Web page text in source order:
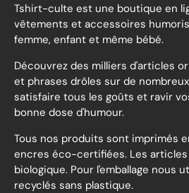
Tshirt-culte est une boutique en
vêtements et accessoires
femme, enfant et même bébé.
Découvrez des milliers d'articles
et phrases drôles sur de nombreux
satisfaire tous les goûts et ravir
bonne dose d'humour.
Tous nos produits sont imprimés
encres éco-certifiées. Les
biologique. Pour l'emballage nous
recyclés sans plastique.